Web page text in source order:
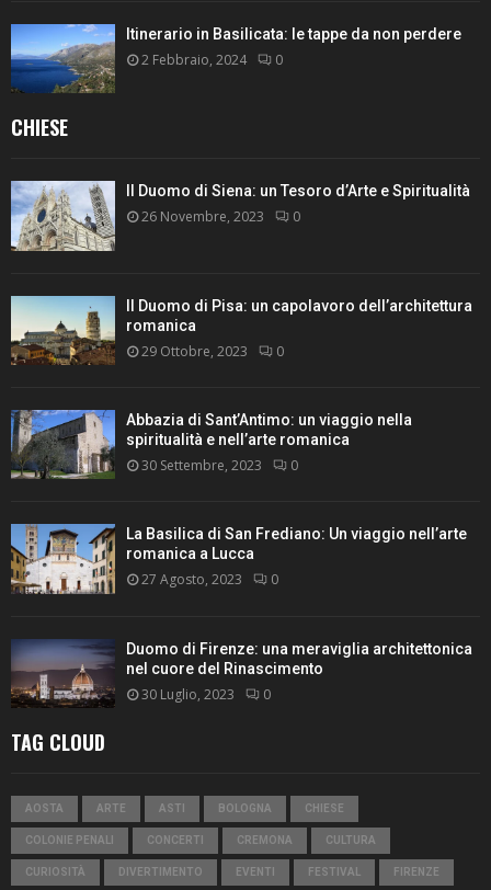
Itinerario in Basilicata: le tappe da non perdere
2 Febbraio, 2024 0
CHIESE
Il Duomo di Siena: un Tesoro d’Arte e Spiritualità
26 Novembre, 2023 0
Il Duomo di Pisa: un capolavoro dell’architettura
romanica
29 Ottobre, 2023 0
Abbazia di Sant’Antimo: un viaggio nella
spiritualità e nell’arte romanica
30 Settembre, 2023 0
La Basilica di San Frediano: Un viaggio nell’arte
romanica a Lucca
27 Agosto, 2023 0
Duomo di Firenze: una meraviglia architettonica
nel cuore del Rinascimento
30 Luglio, 2023 0
TAG CLOUD
AOSTA ARTE ASTI BOLOGNA CHIESE
COLONIE PENALI CONCERTI CREMONA CULTURA
CURIOSITÀ DIVERTIMENTO EVENTI FESTIVAL FIRENZE